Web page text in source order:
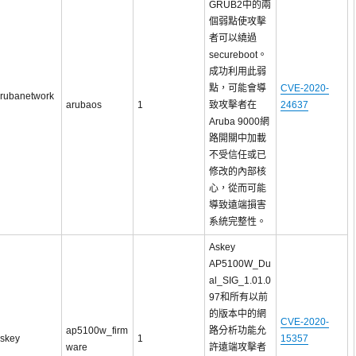
arubaos 1
GRUB2中的兩
個弱點使攻擊
者可以繞過
secureboot。
成功利用此弱
點，可能會導
致攻擊者在
Aruba 9000網
路開關中加載
不受信任或已
修改的內部核
心，從而可能
導致遠端損害
系統完整性。
CVE-2020-
24637
ap5100w_firm
ware
1
Askey
AP5100W_Du
al_SIG_1.01.0
97和所有以前
的版本中的網
路分析功能允
許遠端攻擊者
CVE-2020-
15357